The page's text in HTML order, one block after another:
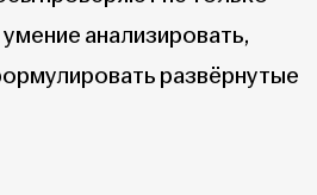
анализировать,
развёрнутые